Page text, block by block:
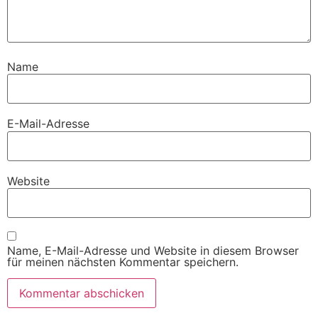
Name
E-Mail-Adresse
Website
Name, E-Mail-Adresse und Website in diesem Browser
für meinen nächsten Kommentar speichern.